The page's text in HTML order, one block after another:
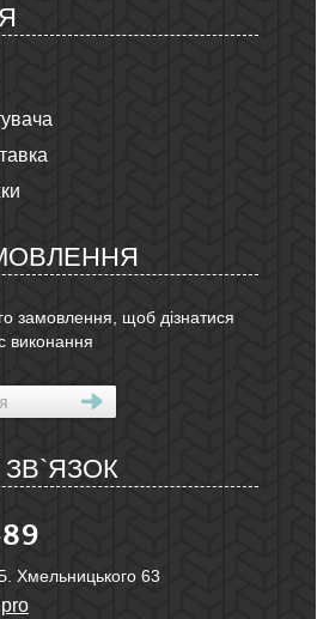
замовлення, щоб дізнатися
виконання
ЗВ`ЯЗОК
Хмельницького 63